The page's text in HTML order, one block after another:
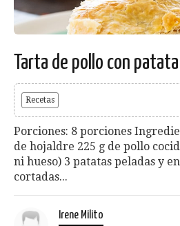
Tarta de pollo con
Recetas
Porciones: 8 porciones
de hojaldre 225 g de pollo
ni hueso) 3 patatas peladas y
cortadas...
Irene Milito